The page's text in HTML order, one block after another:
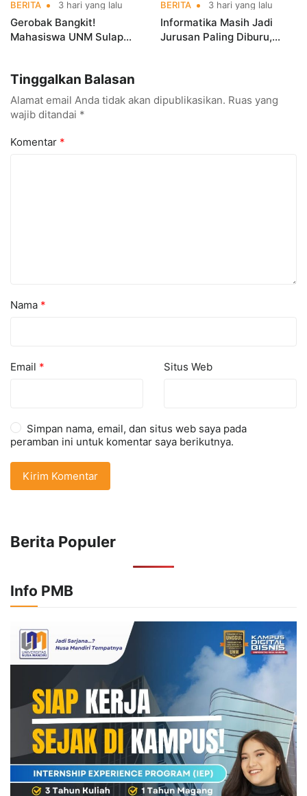
BERITA 3 hari yang lalu
Gerobak Bangkit!
Mahasiswa UNM Sulap
BERITA 3 hari yang lalu
Informatika Masih Jadi
Jurusan Paling Diburu,
Tinggalkan Balasan
Alamat email Anda tidak akan dipublikasikan. Ruas yang
wajib ditandai *
Komentar *
Nama *
Email * Situs Web
Simpan nama, email, dan situs web saya pada
peramban ini untuk komentar saya berikutnya.
Berita Populer
Info PMB